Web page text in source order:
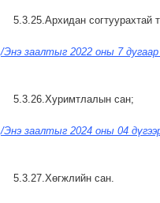
5.3.25.Архидан согтуурахтай
/Энэ заалтыг 2022 оны 7
5.3.26.Хуримтлалын сан;
/Энэ заалтыг 2024 оны 04
5.3.27.Хөгжлийн сан.